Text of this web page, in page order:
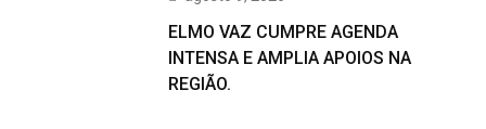
ELMO VAZ CUMPRE AGENDA
INTENSA E AMPLIA APOIOS NA
REGIÃO.